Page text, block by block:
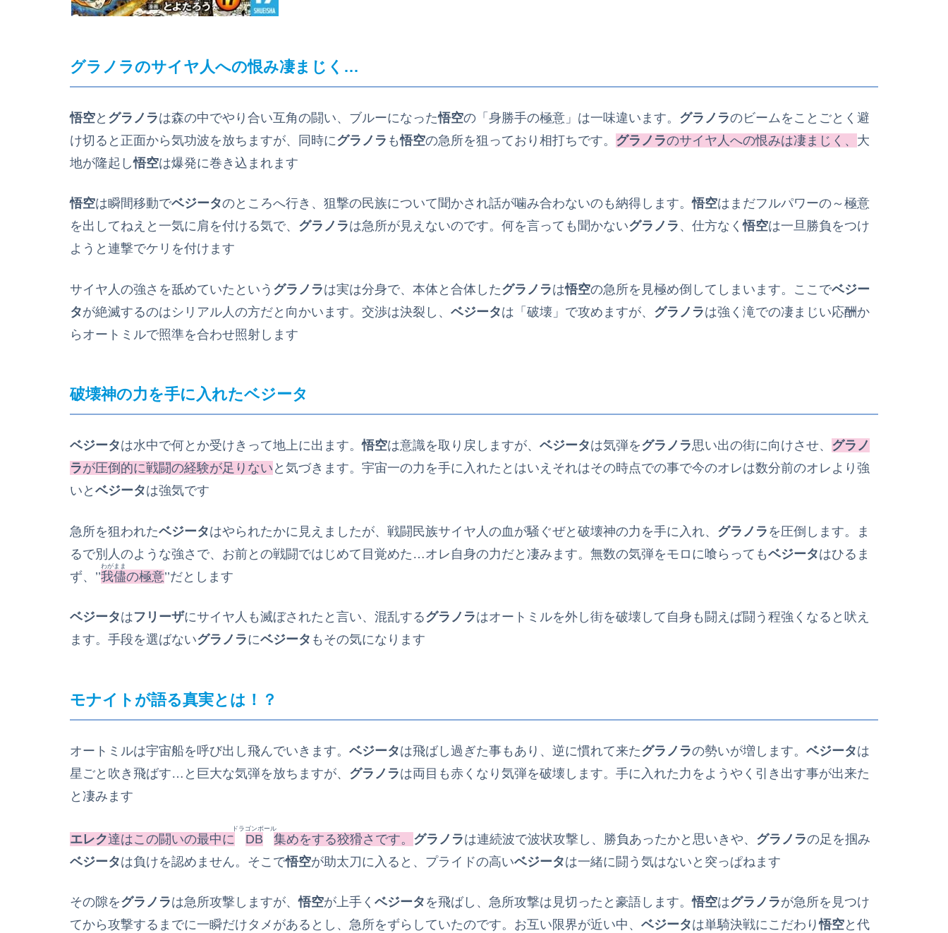
グラノラのサイヤ人への恨み凄まじく…
悟空と グラノラは森の中でやり合い互角の闘い、ブルーになった悟空の「身勝手の極意」は一味違います。 グラノラのビームをことごとく避
け切ると正面から気功波を放ちますが、同時にグラノラ も悟空の急所を狙っており相打ちです。 グラノラのサイヤ人への恨みは凄まじく、 大
地が隆起し悟空は爆発に巻き込まれます
悟空は瞬間移動でベジータのところへ行き、狙撃の民族について聞かされ話が噛み合わないのも納得します。悟空はまだフルパワーの～極意
を出してねえと一気に肩を付ける気で、 グラノラは急所が見えないのです。何を言っても聞かないグラノラ 、仕方なく悟空は一旦勝負をつけ
ようと連撃でケリを付けます
サイヤ人の強さを舐めていたという グラノラは実は分身で、本体と合体したグラノラは悟空の急所を見極め倒してしまいます。ここでベジー
タが絶滅するのはシリアル人の方だと向かいます。交渉は決裂し、 ベジータは「破壊」で攻めますが、 グラノラは強く滝での凄まじい応酬か
らオートミルで照準を合わせ照射します
破壊神の力を手に入れたベジータ
ベジータは水中で何とか受けきって地上に出ます。悟空は意識を取り戻しますが、 ベジータは気弾をグラノラ思い出の街に向けさせ、 グラノ
ラが圧倒的に戦闘の経験が足りない と気づきます。宇宙一の力を手に入れたとはいえそれはその時点での事で今のオレは数分前のオレより強
いと ベジータは強気です
急所を狙われたベジータはやられたかに見えましたが、戦闘民族サイヤ人の血が騒ぐぜと破壊神の力を手に入れ、 グラノラ を圧倒します。ま
るで別人のような強さで、お前との戦闘ではじめて目覚めた…オレ自身の力だと凄みます。無数の気弾をモロに喰らってもベジータはひるま
ず、’’我儘
わがまま
の極意’’だとします
ベジータはフリーザにサイヤ人も滅ぼされたと言い、混乱するグラノラはオートミルを外し街を破壊して自身も闘えば闘う程強くなると吠え
ます。手段を選ばないグラノラにベジータ もその気になります
モナイトが語る真実とは！？
オートミルは宇宙船を呼び出し飛んでいきます。 ベジータは飛ばし過ぎた事もあり、逆に慣れて来たグラノラの勢いが増します。 ベジータは
星ごと吹き飛ばす…と巨大な気弾を放ちますが、 グラノラは両目も赤くなり気弾を破壊します。手に入れた力をようやく引き出す事が出来た
と凄みます
エレク達はこの闘いの最中に DB
ドラゴンボール
集めをする狡猾さです。 グラノラは連続波で波状攻撃し、勝負あったかと思いきや、 グラノラの足を掴み
ベジータは負けを認めません。そこで悟空が助太刀に入ると、プライドの高いベジータは一緒に闘う気はないと突っぱねます
その隙をグラノラは急所攻撃しますが、悟空が上手く ベジータ を飛ばし、急所攻撃は見切ったと豪語します。悟空はグラノラが急所を見つけ
てから攻撃するまでに一瞬だけタメがあるとし、急所をずらしていたのです。お互い限界が近い中、 ベジータは単騎決戦にこだわり悟空と代